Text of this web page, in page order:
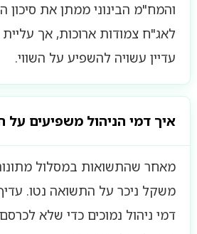
והמח"מ הבינוני ממתן את סיכון
לאג"ח צמודות ארוכות, אך עליית
עדיין עשויה להשפיע על השווי.
איך דמי הניהול משפיעים על
מאחר שהתשואות במסלול
משקל ניכר על התשואה נטו.
דמי ניהול נמוכים כדי שלא